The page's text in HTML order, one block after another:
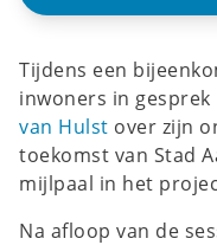
Tijdens een
inwoners in
van Hulst over zijn
toekomst van Stad
mijlpaal in het
Na afloop van de